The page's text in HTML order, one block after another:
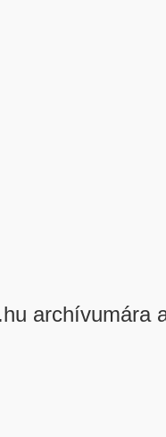
archívumára